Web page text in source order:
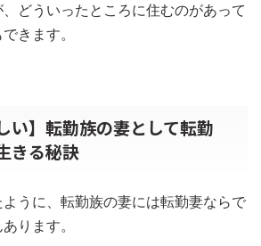
どういったところに住むのがあって
きます。
い】転勤族の妻として転勤
きる秘訣
うに、転勤族の妻には転勤妻ならで
ります。